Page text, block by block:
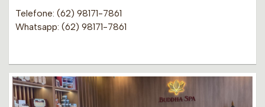
Telefone: (62) 98171-7861
Whatsapp: (62) 98171-7861